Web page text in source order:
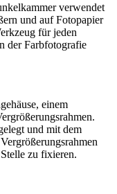
verwendet
und auf Fotopapier
für jeden
der Farbfotografie
einem
und mit dem
zu fixieren.